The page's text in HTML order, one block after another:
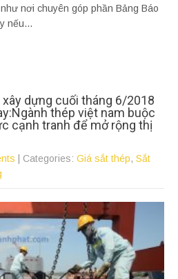
nơi chuyên góp phần Bảng Báo
nếu...
dựng cuối tháng 6/2018
thép việt nam buộc
cạnh tranh để mở rộng thị
| Categories: Giá sắt thép, Sắt